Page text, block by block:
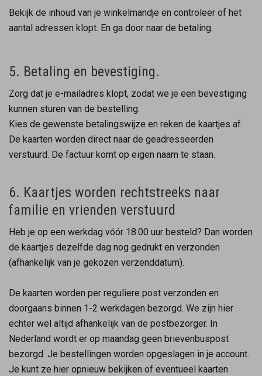
Bekijk de inhoud van je winkelmandje en controleer of het
aantal adressen klopt. En ga door naar de betaling.
5. Betaling en bevestiging.
Zorg dat je e-mailadres klopt, zodat we je een bevestiging
kunnen sturen van de bestelling.
Kies de gewenste betalingswijze en reken de kaartjes af.
De kaarten worden direct naar de geadresseerden
verstuurd. De factuur komt op eigen naam te staan.
6. Kaartjes worden rechtstreeks naar
familie en vrienden verstuurd
Heb je op een werkdag vóór 18.00 uur besteld? Dan worden
de kaartjes dezelfde dag nog gedrukt en verzonden
(afhankelijk van je gekozen verzenddatum).
De kaarten worden per reguliere post verzonden en
doorgaans binnen 1-2 werkdagen bezorgd. We zijn hier
echter wel altijd afhankelijk van de postbezorger. In
Nederland wordt er op maandag geen brievenbuspost
bezorgd. Je bestellingen worden opgeslagen in je account.
Je kunt ze hier opnieuw bekijken of eventueel kaarten